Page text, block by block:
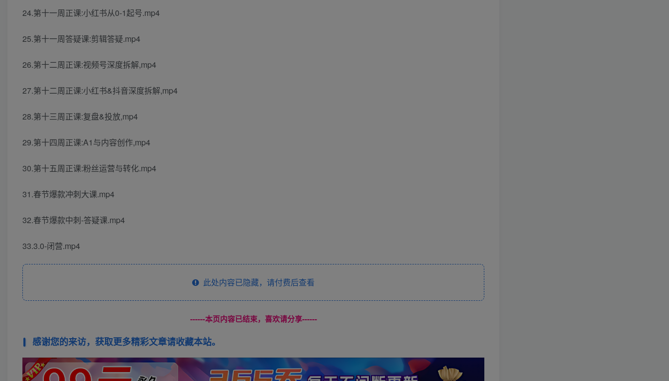
24.第十一周正课:小红书从0-1起号.mp4
25.第十一周答疑课:剪辑答疑.mp4
26.第十二周正课:视频号深度拆解,mp4
27.第十二周正课:小红书&抖音深度拆解,mp4
28.第十三周正课:复盘&投放,mp4
29.第十四周正课:A1与内容创作,mp4
30.第十五周正课:粉丝运营与转化.mp4
31.春节爆款冲刺大课.mp4
32.春节爆款中刺-答疑课.mp4
33.3.0-闭营.mp4
此处内容已隐藏，请付费后查看
------本页内容已结束，喜欢请分享------
感谢您的来访，获取更多精彩文章请收藏本站。